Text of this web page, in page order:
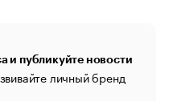
и публикуйте новости
личный бренд